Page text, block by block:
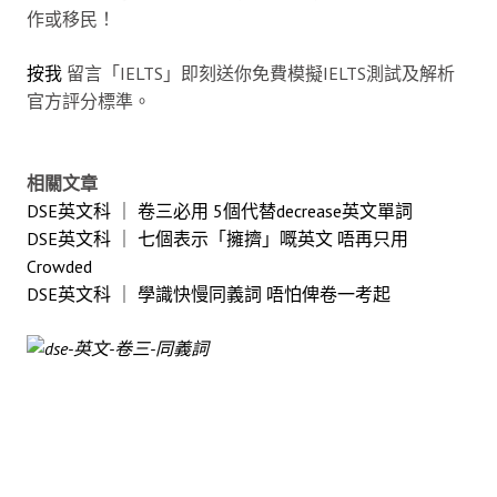
作或移民！
按我 留言「IELTS」即刻送你免費模擬IELTS測試及解析
官方評分標準。
相關文章
DSE英文科 ｜ 卷三必用 5個代替decrease英文單詞
DSE英文科 ｜ 七個表示「擁擠」嘅英文 唔再只用
Crowded
DSE英文科 ｜ 學識快慢同義詞 唔怕俾卷一考起